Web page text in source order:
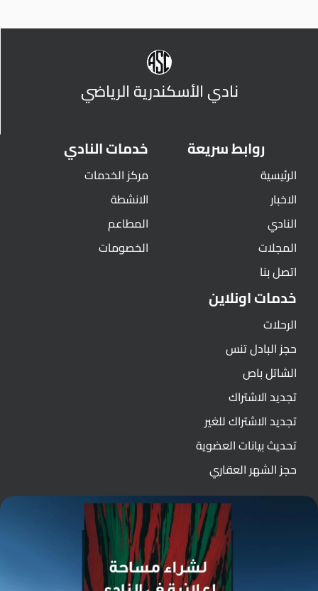
نادي الأسكندرية الرياضي
روابط سريعة
الرئيسية
الاخبار
النادي
المجلات
اتصل بنا
خدمات النادي
مركز الخدمات
الانشطة
المطاعم
الخصومات
خدمات اونلاين
الرحلات
حجز البادل تنس
الشاتل باص
تجديد الاشتراك
تجديد الاشتراك للغير
تحديث بيانات العضوية
حجز الشهر العقاري